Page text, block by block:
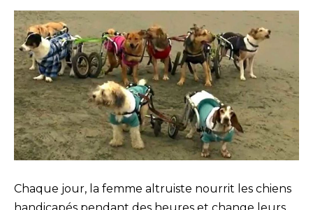
Chaque jour, la femme altruiste nourrit les chiens